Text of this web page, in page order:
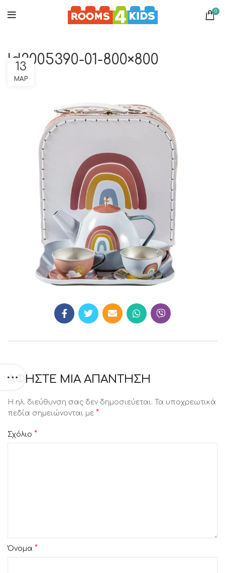
0
ld2005390-01-800×800
13
ΜΑΡ
ΑΦΉΣΤΕ ΜΙΑ ΑΠΆΝΤΗΣΗ
Η ηλ. διεύθυνση σας δεν δημοσιεύεται.
Τα υποχρεωτικά
πεδία σημειώνονται με *
Σχόλιο *
Όνομα *